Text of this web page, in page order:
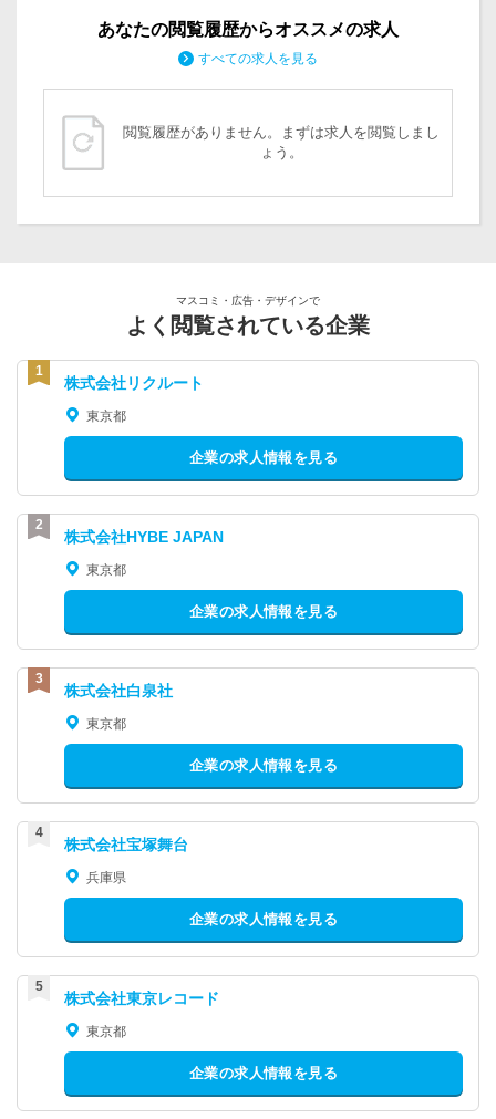
あなたの閲覧履歴からオススメの求人
すべての求人を見る
閲覧履歴がありません。まずは求人を閲覧しまし
ょう。
マスコミ・広告・デザインで
よく閲覧されている企業
株式会社リクルート
東京都
企業の求人情報を見る
株式会社HYBE JAPAN
東京都
企業の求人情報を見る
株式会社白泉社
東京都
企業の求人情報を見る
株式会社宝塚舞台
兵庫県
企業の求人情報を見る
株式会社東京レコード
東京都
企業の求人情報を見る